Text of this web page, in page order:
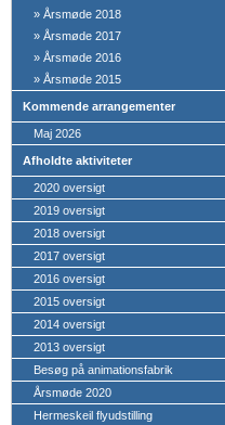
» Årsmøde 2018
» Årsmøde 2017
» Årsmøde 2016
» Årsmøde 2015
Kommende arrangementer
Maj 2026
Afholdte aktiviteter
2020 oversigt
2019 oversigt
2018 oversigt
2017 oversigt
2016 oversigt
2015 oversigt
2014 oversigt
2013 oversigt
Besøg på animationsfabrik
Årsmøde 2020
Hermeskeil flyudstilling